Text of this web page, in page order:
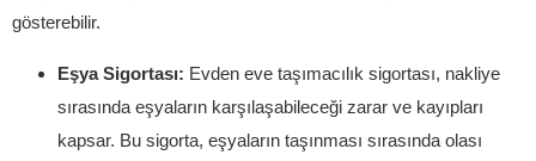
gösterebilir.
Eşya Sigortası: Evden eve taşımacılık sigortası, nakliye
sırasında eşyaların karşılaşabileceği zarar ve kayıpları
kapsar. Bu sigorta, eşyaların taşınması sırasında olası